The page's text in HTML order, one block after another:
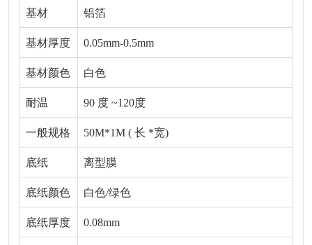
基材 铝箔
基材厚度 0.05mm-0.5mm
基材颜色 白色
耐温 90 度 ~120度
一般规格 50M*1M ( 长 *宽)
底纸 离型膜
底纸颜色 白色/绿色
底纸厚度 0.08mm